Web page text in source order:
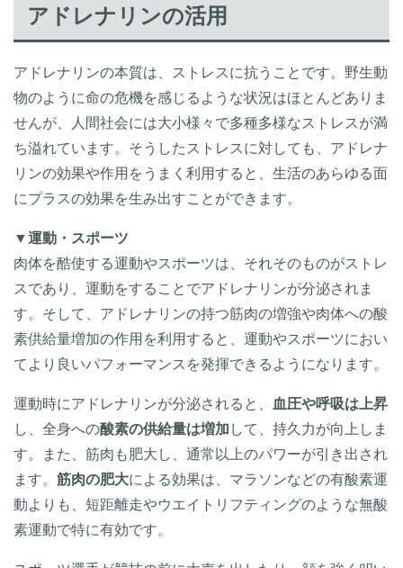
アドレナリンの活用
アドレナリンの本質は、ストレスに抗うことです。野生動
物のように命の危機を感じるような状況はほとんどありま
せんが、人間社会には大小様々で多種多様なストレスが満
ち溢れています。そうしたストレスに対しても、アドレナ
リンの効果や作用をうまく利用すると、生活のあらゆる面
にプラスの効果を生み出すことができます。
▼運動・スポーツ
肉体を酷使する運動やスポーツは、それそのものがストレ
スであり、運動をすることでアドレナリンが分泌されま
す。そして、アドレナリンの持つ筋肉の増強や肉体への酸
素供給量増加の作用を利用すると、運動やスポーツにおい
てより良いパフォーマンスを発揮できるようになります。
運動時にアドレナリンが分泌されると、
血圧や呼吸は上昇
し、全身への酸素の供給量は増加 して、持久力が向上しま
す。また、筋肉も肥大し、通常以上のパワーが引き出され
ます。 筋肉の肥大による効果は、マラソンなどの有酸素運
動よりも、短距離走やウエイトリフティングのような無酸
素運動で特に有効です。